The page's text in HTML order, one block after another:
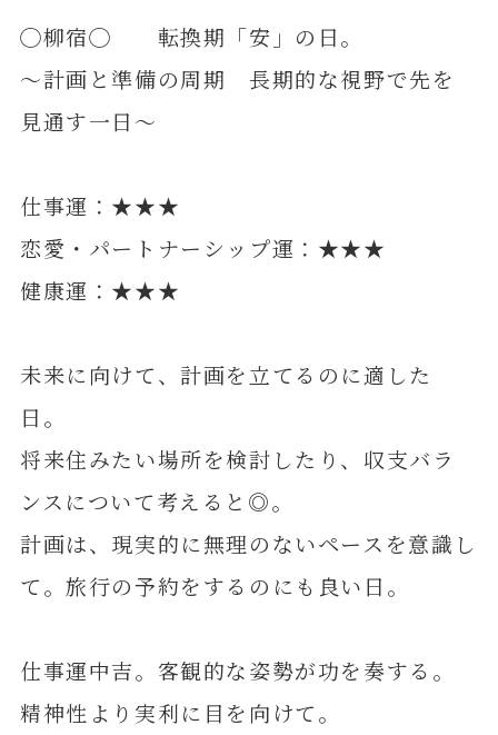
◯柳宿◯ 転換期「安」の日。
～計画と準備の周期 長期的な視野で先を
見通す一日～
仕事運：★★★
恋愛・パートナーシップ運：★★★
健康運：★★★
未来に向けて、計画を立てるのに適した
日。
将来住みたい場所を検討したり、収支バラ
ンスについて考えると◎。
計画は、現実的に無理のないペースを意識し
て。旅行の予約をするのにも良い日。
仕事運中吉。客観的な姿勢が功を奏する。
精神性より実利に目を向けて。